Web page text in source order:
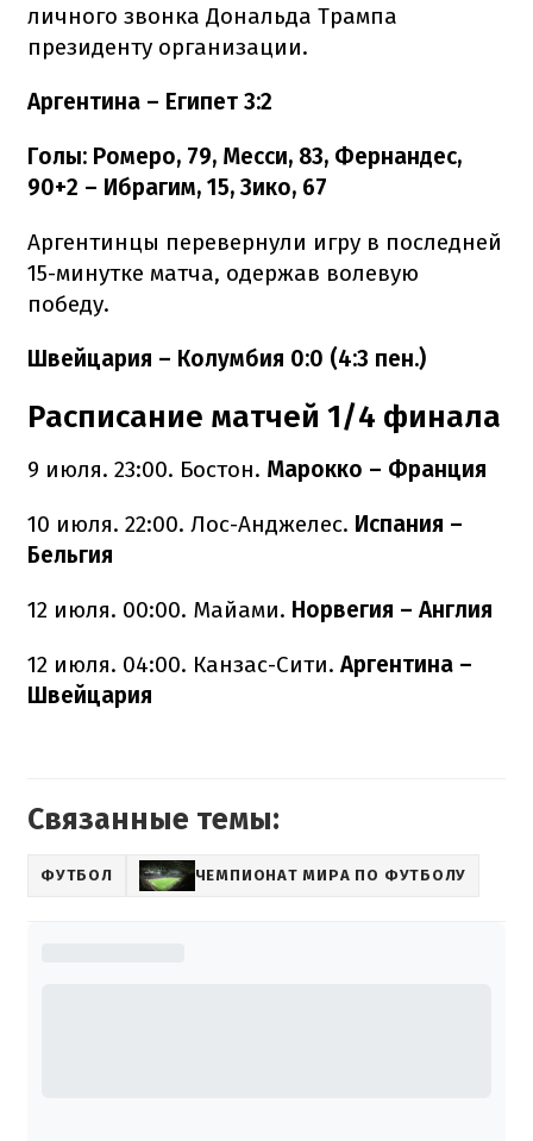
личного звонка Дональда Трампа
президенту организации.
Аргентина – Египет 3:2
Голы: Ромеро, 79, Месси, 83, Фернандес,
90+2 – Ибрагим, 15, Зико, 67
Аргентинцы перевернули игру в последней
15-минутке матча, одержав волевую
победу.
Швейцария – Колумбия 0:0 (4:3 пен.)
Расписание матчей 1/4 финала
9 июля. 23:00. Бостон. Марокко – Франция
10 июля. 22:00. Лос-Анджелес. Испания –
Бельгия
12 июля. 00:00. Майами. Норвегия – Англия
12 июля. 04:00. Канзас-Сити. Аргентина –
Швейцария
Связанные темы:
ФУТБОЛ ЧЕМПИОНАТ МИРА ПО ФУТБОЛУ